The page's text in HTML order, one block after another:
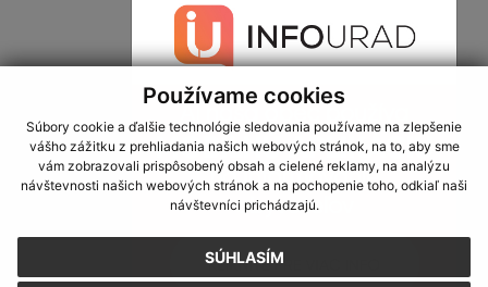
Používame cookies
Súbory cookie a ďalšie technológie sledovania používame na zlepšenie
vášho zážitku z prehliadania našich webových stránok, na to, aby sme
vám zobrazovali prispôsobený obsah a cielené reklamy, na analýzu
návštevnosti našich webových stránok a na pochopenie toho, odkiaľ naši
návštevníci prichádzajú.
SÚHLASÍM
využite možnosť získavania aktuálnych informácií s využitím RSS
CMS systém (redakčný) systém ECHELON 2,
Mapa stránok web portál
webhosting, webex.digital, s.r.o.,domény,registrácia domény,
spoločnosť webex.digital, s.r.o.,technický prevádzkovateľ
Posledná aktualizácia:06.08.2026
Vytlačiť stránku|Vyhlásenie o prístupnosti
Autorské práva|Cookies